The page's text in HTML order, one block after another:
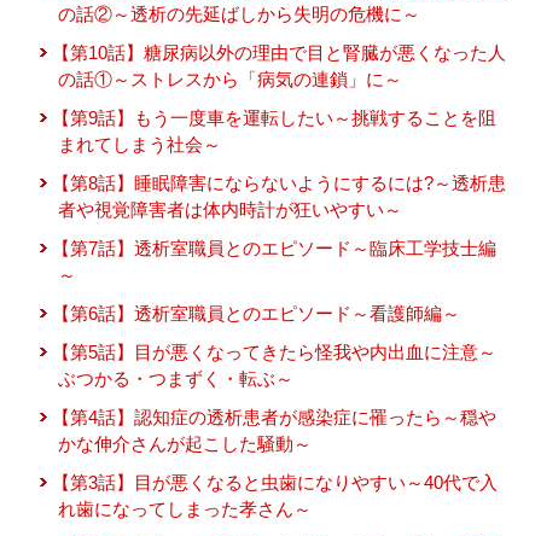
の話②～透析の先延ばしから失明の危機に～
【第10話】糖尿病以外の理由で目と腎臓が悪くなった人
の話①～ストレスから「病気の連鎖」に～
【第9話】もう一度車を運転したい～挑戦することを阻
まれてしまう社会～
【第8話】睡眠障害にならないようにするには?～透析患
者や視覚障害者は体内時計が狂いやすい～
【第7話】透析室職員とのエピソード～臨床工学技士編
～
【第6話】透析室職員とのエピソード～看護師編～
【第5話】目が悪くなってきたら怪我や内出血に注意～
ぶつかる・つまずく・転ぶ～
【第4話】認知症の透析患者が感染症に罹ったら～穏や
かな伸介さんが起こした騒動～
【第3話】目が悪くなると虫歯になりやすい～40代で入
れ歯になってしまった孝さん～